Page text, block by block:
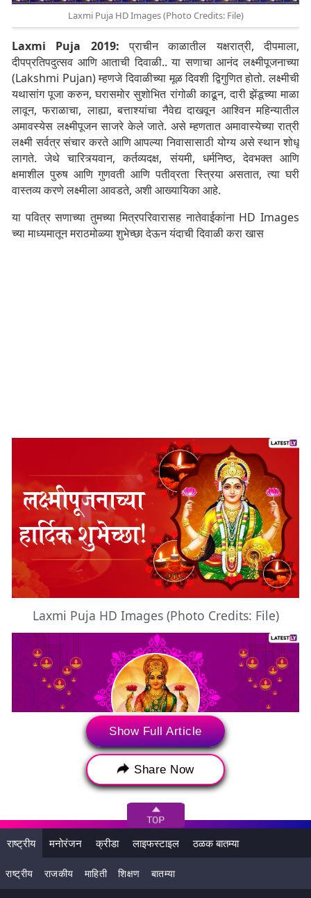
Laxmi Puja HD Images (Photo Credits: File)
Laxmi Puja 2019: प्राचीन काळातील यक्षरात्री, दीपमाला,
दीपप्रतिपदुत्सव आणि आताची दिवाळी.. या सणाचा आनंद लक्ष्मीपूजनाच्या
(Lakshmi Pujan) म्हणजे दिवाळीच्या मूळ दिवशी द्विगुणित होतो. लक्ष्मीची
यथासांग पूजा करुन, घरासमोर सुशोभित रांगोळी काढून, दारी झेंडूच्या माळा
लावून, फराळाचा, लाह्या, बत्ताश्यांचा नैवेद्य दाखवून आश्व‌िन महिन्यातील
अमावस्येस लक्ष्मीपूजन साजरे केले जाते. असे म्हणतात अमावास्येच्या रात्री
लक्ष्मी सर्वत्र संचार करते आणि आपल्या निवासासाठी योग्य असे स्थान शोधू
लागते. जेथे चारित्र्यवान, कर्तव्यदक्ष, संयमी, धर्मनिष्ठ, देवभक्त आणि
क्षमाशील पुरुष आणि गुणवती आणि पतीव्रता स्त्रिया असतात, त्या घरी
वास्तव्य करणे लक्ष्मीला आवडते, अशी आख्यायिका आहे.
या पवित्र सणाच्या तुमच्या मित्रपरिवारासह नातेवाईकांना HD Images
च्या माध्यमातून मराठमोळ्या शुभेच्छा देऊन यंदाची दिवाळी करा खास
Laxmi Puja HD Images (Photo Credits: File)
Laxmi Puja HD Images (Photo Credits: File)
Show Full Article
Share Now
राष्ट्रीय मनोरंजन क्रीडा लाइफस्टाइल ठळक बातम्या
राष्ट्रीय राजकीय माहिती शिक्षण बातम्या